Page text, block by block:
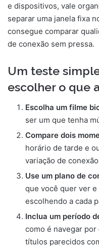
e dispositivos, vale
separar uma janela fixa
consegue comparar
de conexão sem pressa.
Um teste
escolher o que
Escolha um filme
ser um que tenha
Compare dois
horário de tarde e
variação de
Use um plano de
que você quer ver
escolhendo a cada
Inclua um período
como é navegar
títulos parecidos